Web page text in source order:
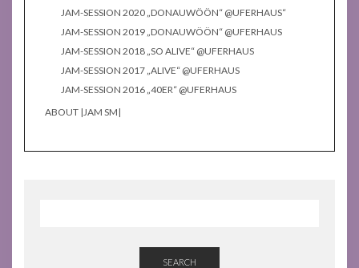
JAM-SESSION 2020 „DONAUWÖÖN“ @UFERHAUS“
JAM-SESSION 2019 „DONAUWÖÖN“ @UFERHAUS
JAM-SESSION 2018 „SO ALIVE“ @UFERHAUS
JAM-SESSION 2017 „ALIVE“ @UFERHAUS
JAM-SESSION 2016 „40ER“ @UFERHAUS
ABOUT |JAM SM|
SEARCH